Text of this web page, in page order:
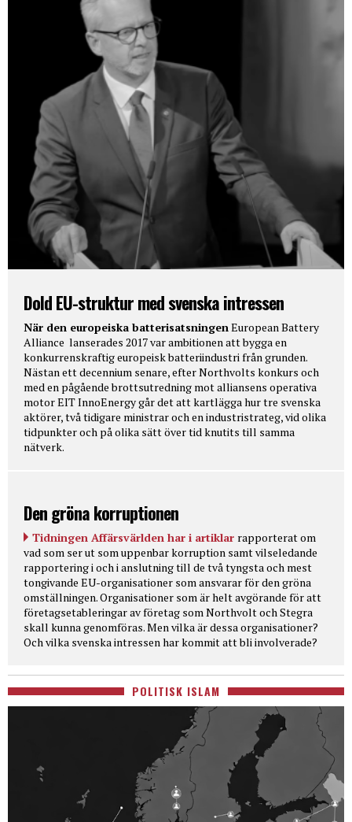
Dold EU-struktur med svenska intressen
När den europeiska batterisatsningenEuropean Battery
Alliance lanserades 2017 var ambitionen att bygga en
konkurrenskraftig europeisk batteriindustri från grunden.
Nästan ett decennium senare, efter Northvolts konkurs och
med en pågående brottsutredning mot alliansens operativa
motor EIT InnoEnergy går det att kartlägga hur tre svenska
aktörer, två tidigare ministrar och en industristrateg, vid olika
tidpunkter och på olika sätt över tid knutits till samma
nätverk.
Den gröna korruptionen
Tidningen Affärsvärlden har i artiklar rapporterat om
vad som ser ut som uppenbar korruption samt vilseledande
rapportering i och i anslutning till de två tyngsta och mest
tongivande EU-organisationer som ansvarar för den gröna
omställningen. Organisationer som är helt avgörande för att
företagsetableringar av företag som Northvolt och Stegra
skall kunna genomföras. Men vilka är dessa organisationer?
Och vilka svenska intressen har kommit att bli involverade?
POLITISK ISLAM